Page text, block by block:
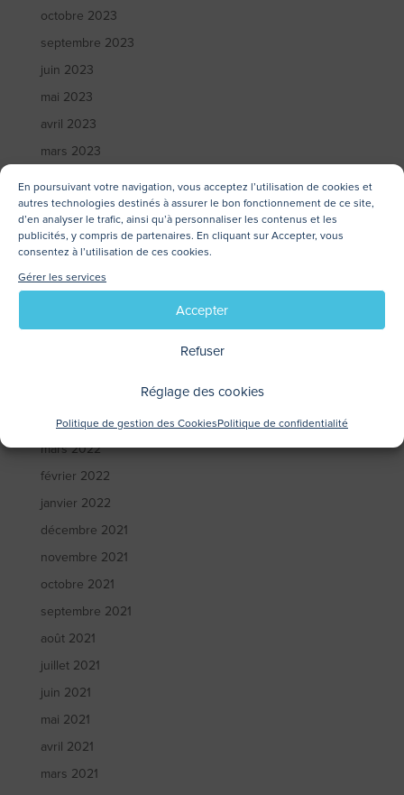
En poursuivant votre navigation, vous acceptez l’utilisation de cookies et
autres technologies destinés à assurer le bon fonctionnement de ce site,
d’en analyser le trafic, ainsi qu’à personnaliser les contenus et les
publicités, y compris de partenaires. En cliquant sur Accepter, vous
consentez à l’utilisation de ces cookies.
Gérer les services
Accepter
Refuser
Réglage des cookies
Politique de gestion des CookiesPolitique de confidentialité
octobre 2023
septembre 2023
juin 2023
mai 2023
avril 2023
mars 2023
janvier 2023
décembre 2022
novembre 2022
octobre 2022
avril 2022
mars 2022
février 2022
janvier 2022
décembre 2021
novembre 2021
octobre 2021
septembre 2021
août 2021
juillet 2021
juin 2021
mai 2021
avril 2021
mars 2021